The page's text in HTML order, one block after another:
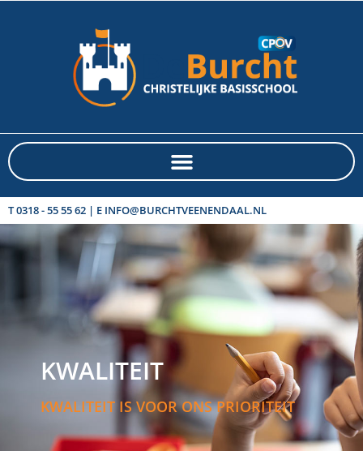
T 0318 - 55 55 62 | E INFO@BURCHTVEENENDAAL.NL
KWALITEIT
KWALITEIT IS VOOR ONS PRIORITEIT